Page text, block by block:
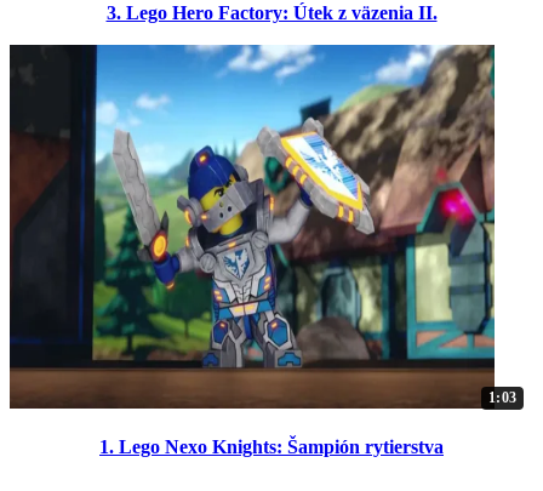
3. Lego Hero Factory: Útek z väzenia II.
1:03
1. Lego Nexo Knights: Šampión rytierstva